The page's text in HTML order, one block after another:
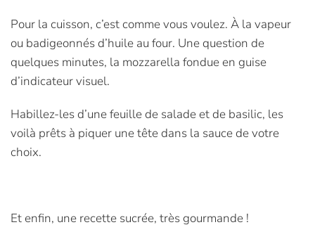
Pour la cuisson, c’est comme vous voulez. À la vapeur
ou badigeonnés d’huile au four. Une question de
quelques minutes, la mozzarella fondue en guise
d’indicateur visuel.
Habillez-les d’une feuille de salade et de basilic, les
voilà prêts à piquer une tête dans la sauce de votre
choix.
Et enfin, une recette sucrée, très gourmande !